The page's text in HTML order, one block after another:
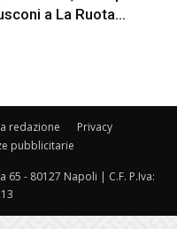
a La Ruota...
redazione
Privacy
pubblicitarie
65 - 80127 Napoli | C.F. P.Iva: